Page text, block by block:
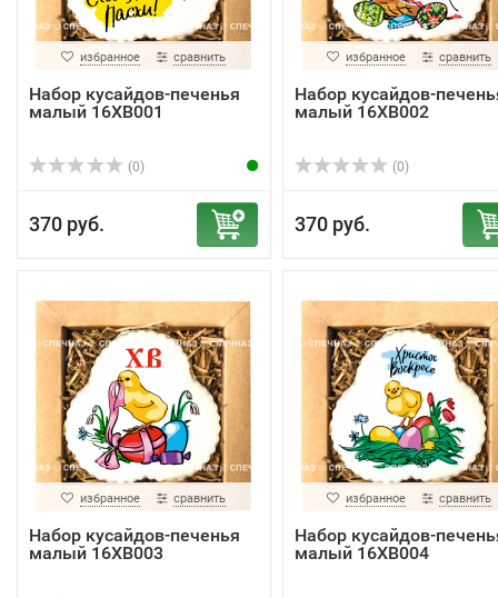
избранное сравнить
Набор кусайдов-печенья
малый 16ХВ001
(0)
370 руб.
избранное сравнить
Набор кусайдов-
малый 16ХВ002
(0)
370 руб.
избранное сравнить
Набор кусайдов-печенья
малый 16ХВ003
избранное сравнить
Набор кусайдов-
малый 16ХВ004